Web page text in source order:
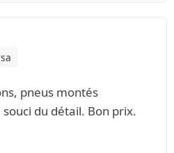
pneus montés
du détail. Bon prix.